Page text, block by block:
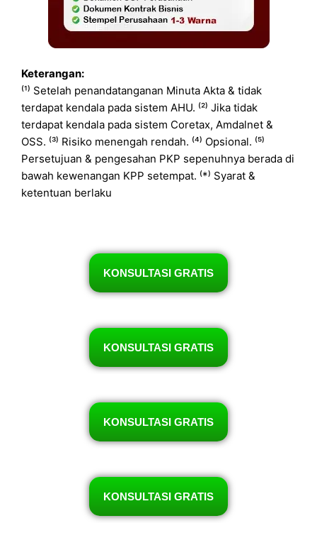
Keterangan:
⁽¹⁾ Setelah penandatanganan Minuta Akta & tidak
terdapat kendala pada sistem AHU. ⁽²⁾ Jika tidak
terdapat kendala pada sistem Coretax, Amdalnet &
OSS. ⁽³⁾ Risiko menengah rendah. ⁽⁴⁾ Opsional. ⁽⁵⁾
Persetujuan & pengesahan PKP sepenuhnya berada di
bawah kewenangan KPP setempat. ⁽*⁾ Syarat &
ketentuan berlaku
KONSULTASI GRATIS
KONSULTASI GRATIS
KONSULTASI GRATIS
KONSULTASI GRATIS